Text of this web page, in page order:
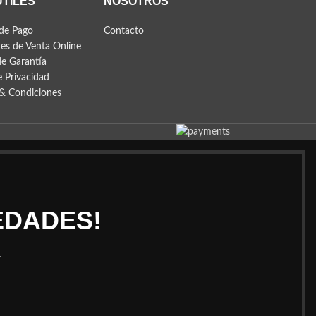
Pago
de Venta Online
Garantía
Privacidad
Condiciones
Contacto